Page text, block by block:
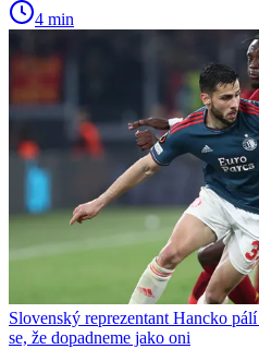
4 min
Slovenský reprezentant Hancko
se, že dopadneme jako oni